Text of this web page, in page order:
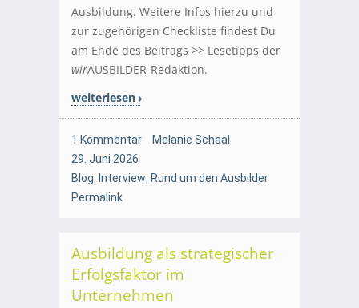
Ausbildung. Weitere Infos hierzu und
zur zugehörigen Checkliste findest Du
am Ende des Beitrags >> Lesetipps der
wirAUSBILDER-Redaktion.
weiterlesen
1 Kommentar
Melanie Schaal
29. Juni 2026
Blog, Interview, Rund um den Ausbilder
Permalink
Ausbildung als strategischer
Erfolgsfaktor im
Unternehmen